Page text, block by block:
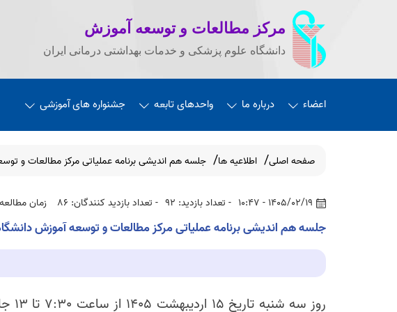
مرکز مطالعات و توسعه آموزش
دانشگاه علوم پزشکی و خدمات بهداشتی درمانی ایران
اعضاء درباره ما واحدهای تابعه جشنواره های آموزشی
صفحه اصلی اطلاعیه ها جلسه هم اندیشی برنامه عملیاتی مرکز مطالعات و
1405/02/19 - 10:47 - تعداد بازدید: 92 - تعداد بازدید کنندگان: 86 زمان
جلسه هم اندیشی برنامه عملیاتی مرکز مطالعات و توسعه آموزش
روز سه